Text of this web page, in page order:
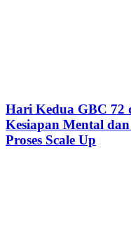
Hari Kedua GBC 72
Kesiapan Mental
Proses Scale Up